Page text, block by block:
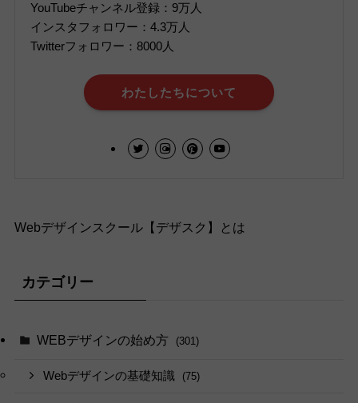
YouTubeチャンネル登録：9万人
インスタフォロワー：4.3万人
Twitterフォロワー：8000人
わたしたちについて
Webデザインスクール【デザスク】とは
カテゴリー
WEBデザインの始め方 (301)
Webデザインの基礎知識 (75)